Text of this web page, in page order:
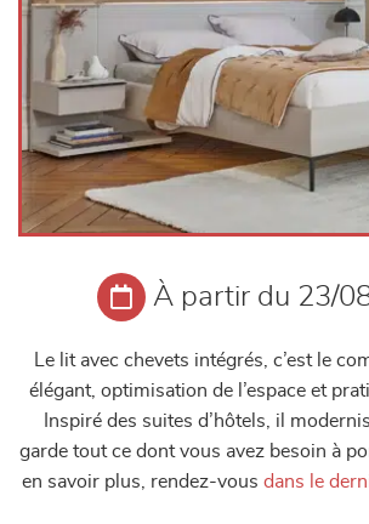
À partir du 23/
Le lit avec chevets intégrés, c’est le
élégant, optimisation de l’espace et
Inspiré des suites d’hôtels, il
garde tout ce dont vous avez besoin à
en savoir plus, rendez-vous dans le